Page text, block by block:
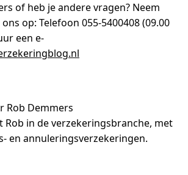
of heb je andere vragen? Neem
op: Telefoon 055-5400408 (09.00
een e-
Rob Demmers
Rob in de verzekeringsbranche, met
en annuleringsverzekeringen.